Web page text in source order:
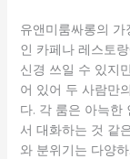
유앤미룸싸롱의
인 카페나 레스토
신경 쓰일 수 있지
어 있어 두 사람만
다. 각 룸은 아늑한
서 대화하는 것 같
와 분위기는 다양